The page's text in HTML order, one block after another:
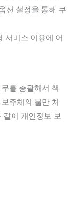
션 설정을 통해 쿠
서비스 이용에 어
를 총괄해서 책
주체의 불만 처
같이 개인정보 보